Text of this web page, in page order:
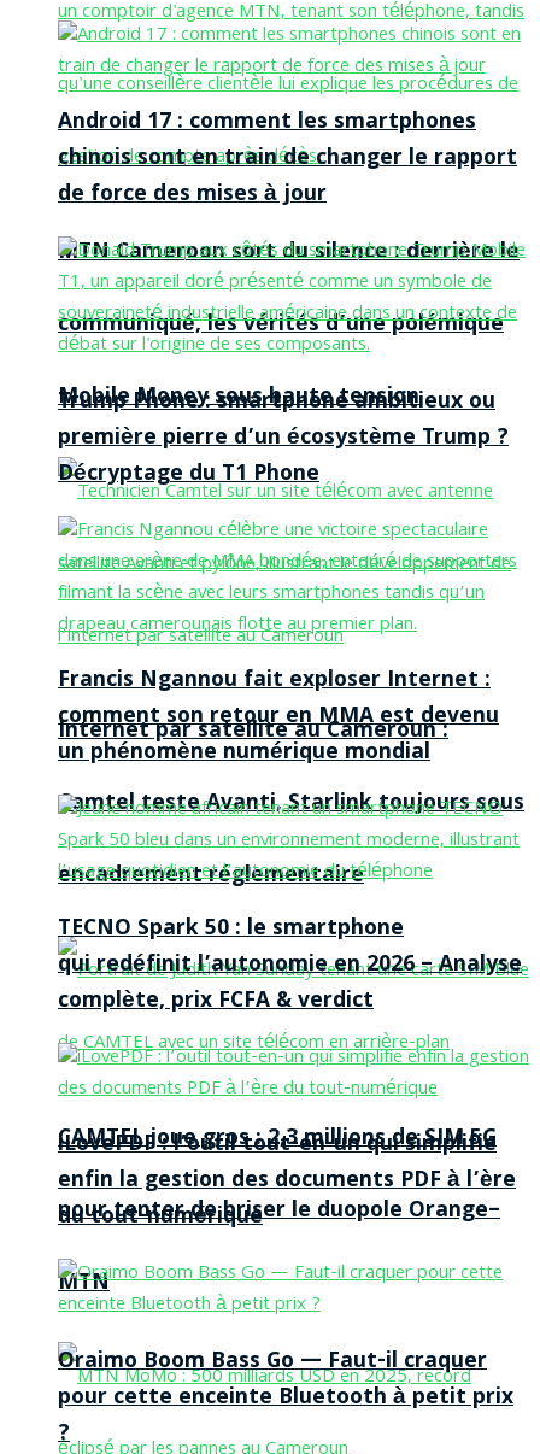
MTN Cameroon sort du silence : derrière le
communiqué, les vérités d’une polémique
Mobile Money sous haute tension
Internet par satellite au Cameroun :
Camtel teste Avanti, Starlink toujours sous
encadrement réglementaire
CAMTEL joue gros : 2,3 millions de SIM 5G
pour tenter de briser le duopole Orange–
MTN
Android 17 : comment les smartphones
chinois sont en train de changer le rapport
de force des mises à jour
Trump Phone : smartphone ambitieux ou
première pierre d’un écosystème Trump ?
Décryptage du T1 Phone
Francis Ngannou fait exploser Internet :
comment son retour en MMA est devenu
un phénomène numérique mondial
TECNO Spark 50 : le smartphone
qui redéfinit l’autonomie en 2026 – Analyse
complète, prix FCFA & verdict
iLovePDF : l’outil tout-en-un qui simplifie
enfin la gestion des documents PDF à l’ère
du tout-numérique
Oraimo Boom Bass Go — Faut-il craquer
pour cette enceinte Bluetooth à petit prix
?